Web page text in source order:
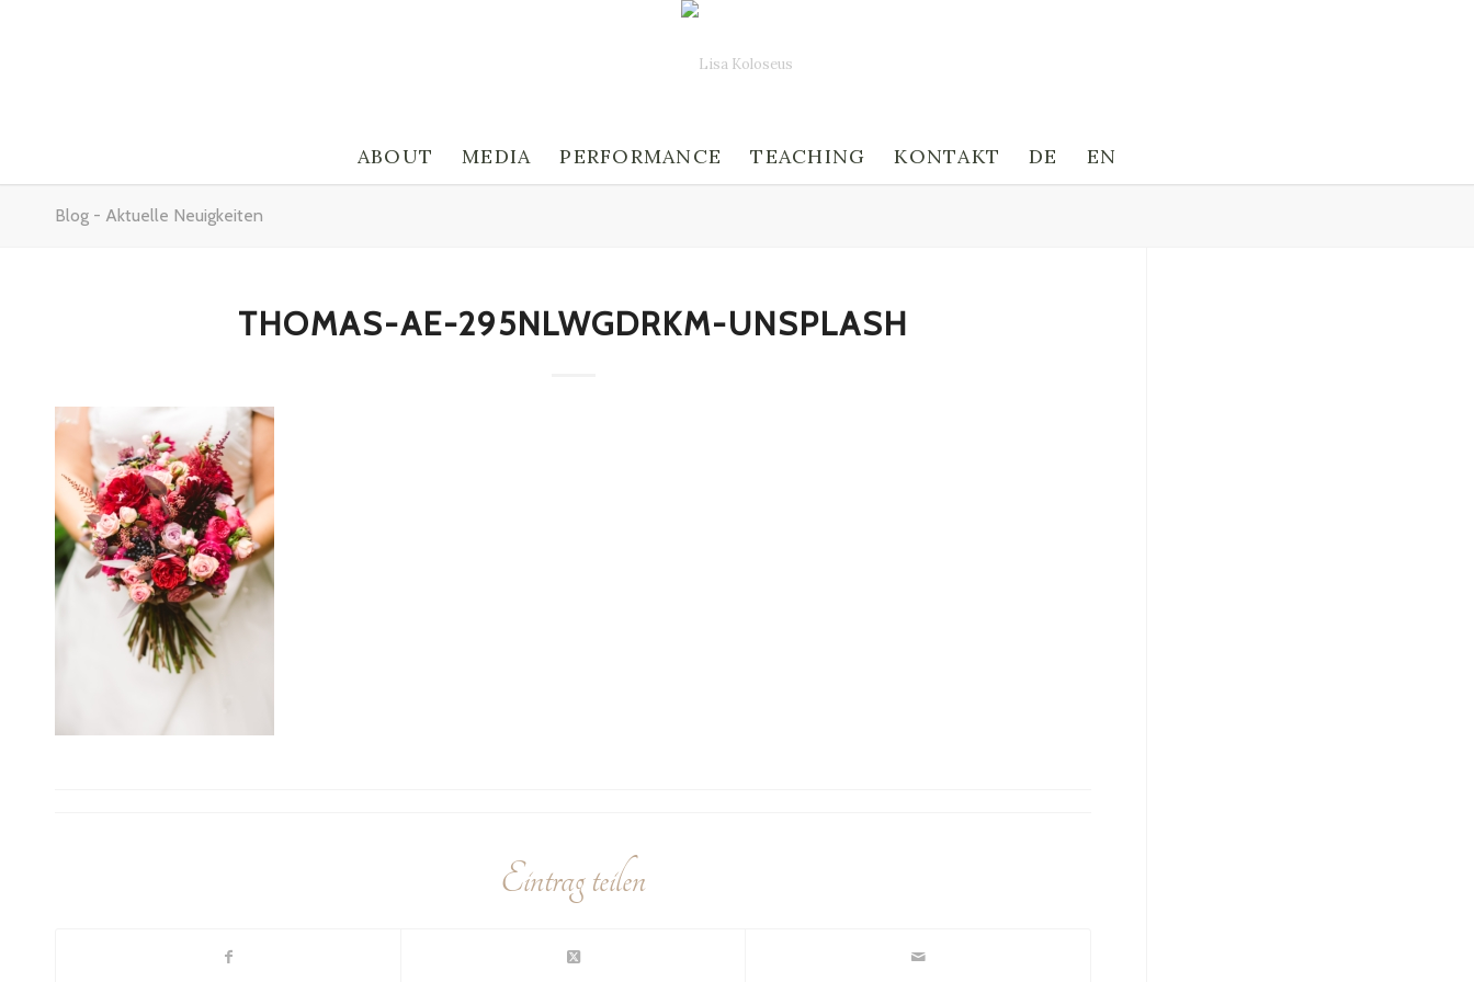
ABOUT MEDIA PERFORMANCE TEACHING KONTAKT DE EN
Blog - Aktuelle Neuigkeiten
THOMAS-AE-295NLWGDRKM-UNSPLASH
Eintrag teilen